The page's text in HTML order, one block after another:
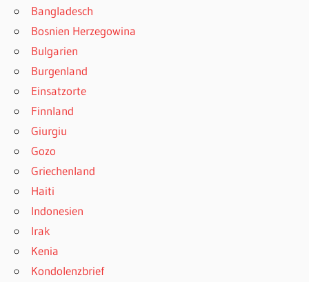
Bangladesch
Bosnien Herzegowina
Bulgarien
Burgenland
Einsatzorte
Finnland
Giurgiu
Gozo
Griechenland
Haiti
Indonesien
Irak
Kenia
Kondolenzbrief